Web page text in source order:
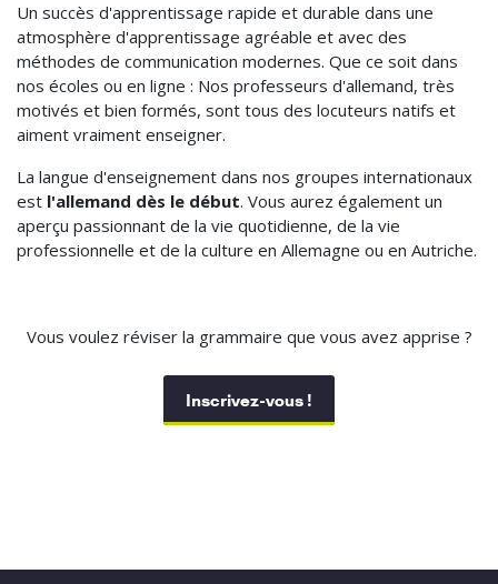
Un succès d'apprentissage rapide et durable dans une
atmosphère d'apprentissage agréable et avec des
méthodes de communication modernes. Que ce soit dans
nos écoles ou en ligne : Nos professeurs d'allemand, très
motivés et bien formés, sont tous des locuteurs natifs et
aiment vraiment enseigner.
La langue d'enseignement dans nos groupes internationaux
est l'allemand dès le début. Vous aurez également un
aperçu passionnant de la vie quotidienne, de la vie
professionnelle et de la culture en Allemagne ou en Autriche.
Vous voulez réviser la grammaire que vous avez apprise ?
Inscrivez-vous !